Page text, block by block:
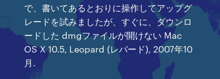
で、書いてあるとおりに操作してアップグ
レードを試みましたが、すぐに、ダウンロ
ードした dmgファイルが開けない Mac
OS X 10.5, Leopard (レパード), 2007年10
月.